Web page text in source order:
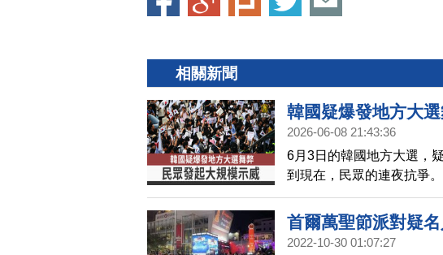
相關新聞
韓國疑爆發地方大
2026-06-08 21:43:36
6月3日的韓國地方大選，
到現在，民眾的連夜抗爭
視器畫面。韓國民眾更指
場。目前韓國第一學府，
生總會，發表串聯聲明，
首爾萬聖節派對疑
2022-10-30 01:07:27